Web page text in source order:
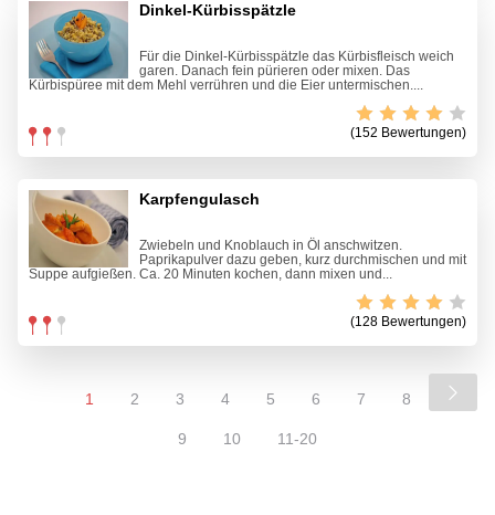
Dinkel-Kürbisspätzle
Für die Dinkel-Kürbisspätzle das Kürbisfleisch weich
garen. Danach fein pürieren oder mixen. Das
Kürbispüree mit dem Mehl verrühren und die Eier untermischen....
(152 Bewertungen)
Karpfengulasch
Zwiebeln und Knoblauch in Öl anschwitzen.
Paprikapulver dazu geben, kurz durchmischen und mit
Suppe aufgießen. Ca. 20 Minuten kochen, dann mixen und...
(128 Bewertungen)
1 2 3 4 5 6 7 8
9 10 11-20